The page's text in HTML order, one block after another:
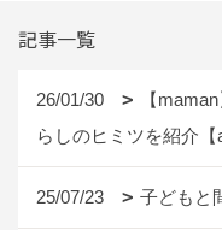
記事一覧
26/01/30
【
らしのヒミツを紹介【
25/07/23 子どもと